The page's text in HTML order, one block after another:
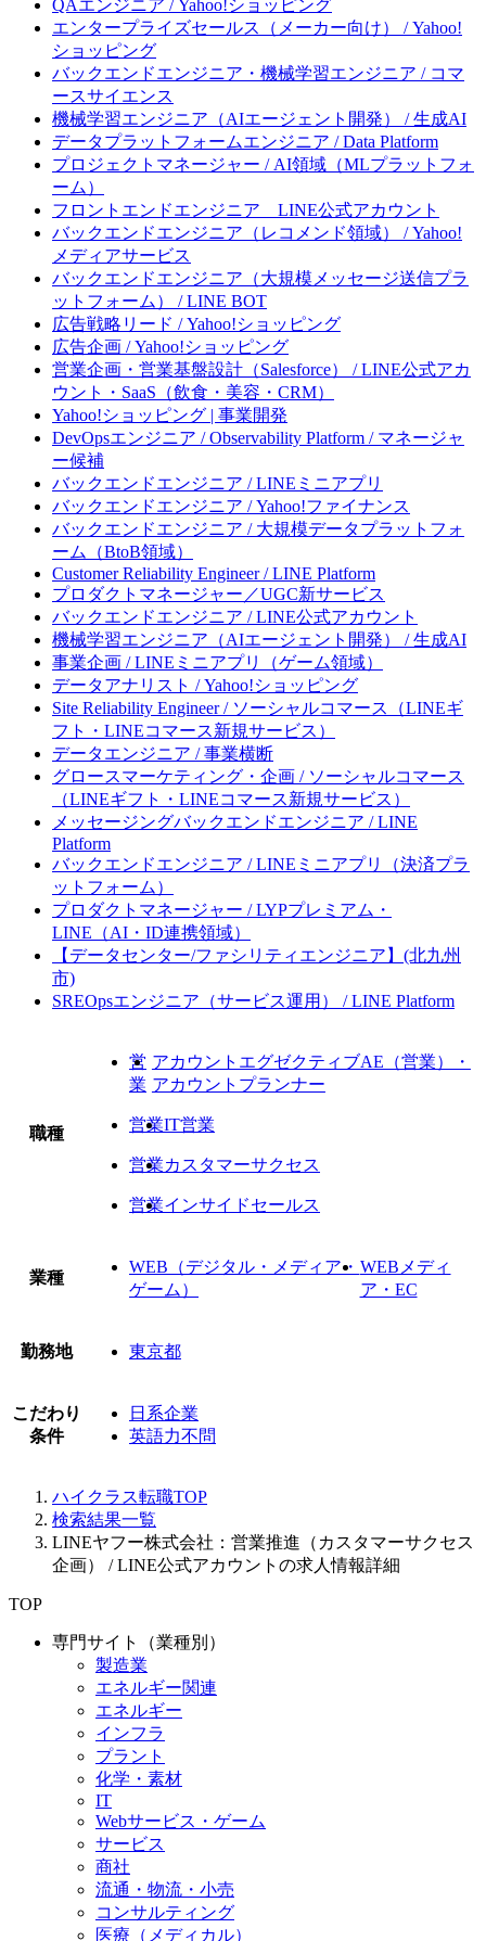
QAエンジニア / Yahoo!ショッピング
エンタープライズセールス（メーカー向け） / Yahoo!
ショッピング
バックエンドエンジニア・機械学習エンジニア / コマ
ースサイエンス
機械学習エンジニア（AIエージェント開発） / 生成AI
データプラットフォームエンジニア / Data Platform
プロジェクトマネージャー / AI領域（MLプラットフォ
ーム）
フロントエンドエンジニア LINE公式アカウント
バックエンドエンジニア（レコメンド領域） / Yahoo!
メディアサービス
バックエンドエンジニア（大規模メッセージ送信プラ
ットフォーム） / LINE BOT
広告戦略リード / Yahoo!ショッピング
広告企画 / Yahoo!ショッピング
営業企画・営業基盤設計（Salesforce） / LINE公式アカ
ウント・SaaS（飲食・美容・CRM）
Yahoo!ショッピング | 事業開発
DevOpsエンジニア / Observability Platform / マネージャ
ー候補
バックエンドエンジニア / LINEミニアプリ
バックエンドエンジニア / Yahoo!ファイナンス
バックエンドエンジニア / 大規模データプラットフォ
ーム（BtoB領域）
Customer Reliability Engineer / LINE Platform
プロダクトマネージャー／UGC新サービス
バックエンドエンジニア / LINE公式アカウント
機械学習エンジニア（AIエージェント開発） / 生成AI
事業企画 / LINEミニアプリ（ゲーム領域）
データアナリスト / Yahoo!ショッピング
Site Reliability Engineer / ソーシャルコマース（LINEギ
フト・LINEコマース新規サービス）
データエンジニア / 事業横断
グロースマーケティング・企画 / ソーシャルコマース
（LINEギフト・LINEコマース新規サービス）
メッセージングバックエンドエンジニア / LINE
Platform
バックエンドエンジニア / LINEミニアプリ（決済プラ
ットフォーム）
プロダクトマネージャー / LYPプレミアム・
LINE（AI・ID連携領域）
【データセンター/ファシリティエンジニア】(北九州
市)
SREOpsエンジニア（サービス運用） / LINE Platform
職種
営
業
アカウントエグゼクティブAE（営業）・
アカウントプランナー
営業IT営業
営業カスタマーサクセス
営業インサイドセールス
業種
WEB（デジタル・メディア・
ゲーム）
WEBメディ
ア・EC
勤務地 東京都
こだわり
条件
日系企業
英語力不問
ハイクラス転職TOP
検索結果一覧
LINEヤフー株式会社：営業推進（カスタマーサクセス
企画） / LINE公式アカウントの求人情報詳細
TOP
専門サイト（業種別）
製造業
エネルギー関連
エネルギー
インフラ
プラント
化学・素材
IT
Webサービス・ゲーム
サービス
商社
流通・物流・小売
コンサルティング
医療（メディカル）